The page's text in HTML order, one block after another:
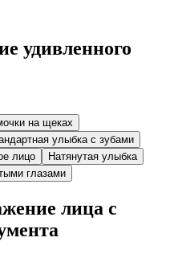
удивленного
на щеках
улыбка с зубами
лицо
Натянутая улыбка
глазами
лица с